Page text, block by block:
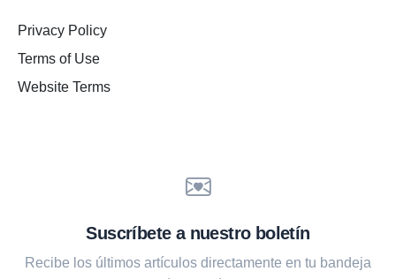
Privacy Policy
Terms of Use
Website Terms
Suscríbete a nuestro boletín
Recibe los últimos artículos directamente en tu bandeja